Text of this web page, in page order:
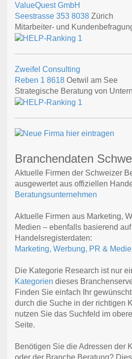
ValueQuest GmbH
Seestrasse 353 8038 Zürich
Mitarbeiter- und
Zweifel Consulting
Reben 1 8618 Oetwil am See
Strategische Beratung von
Branchendaten
Aktuelle Firmen der Schweizer
ausgewertet aus offiziellen
Beratungsunternehmen
Aktuelle Firmen aus Marketing,
Medien – ebenfalls basierend
Handelsregisterdaten:
Marketing, Werbung, PR &
Die Kategorie Research ist nur
Kategorien dieses
Finden Sie einfach Ihr
durch die Suche in der richtigen
nutzen Sie das Suchfeld im
Seite.
Benötigen Sie die Adressen der